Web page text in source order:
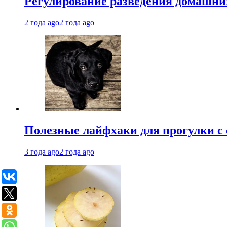
2 года ago2 года ago
Полезные лайфхаки для прогулки с
3 года ago2 года ago